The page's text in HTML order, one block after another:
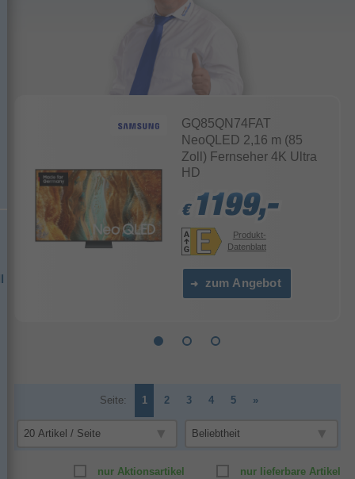
GQ85QN74FAT
NeoQLED 2,16 m (85
Zoll) Fernseher 4K Ultra
HD
€ 1199,-
€ 1199,-
€ 1199,-
Produkt-
Datenblatt
zum Angebot
Seite: 1 2 3 4 5 »
nur lieferbare Artikel
nur Aktionsartikel